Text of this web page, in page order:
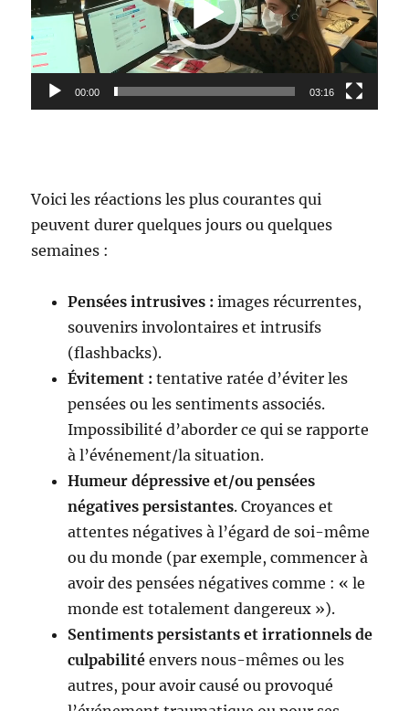
00:00 03:16
Voici les réactions les plus courantes qui
peuvent durer quelques jours ou quelques
semaines :
Pensées intrusives : images récurrentes,
souvenirs involontaires et intrusifs
(flashbacks).
Évitement : tentative ratée d’éviter les
pensées ou les sentiments associés.
Impossibilité d’aborder ce qui se rapporte
à l’événement/la situation.
Humeur dépressive et/ou pensées
négatives persistantes. Croyances et
attentes négatives à l’égard de soi-même
ou du monde (par exemple, commencer à
avoir des pensées négatives comme : « le
monde est totalement dangereux »).
Sentiments persistants et irrationnels de
culpabilité envers nous-mêmes ou les
autres, pour avoir causé ou provoqué